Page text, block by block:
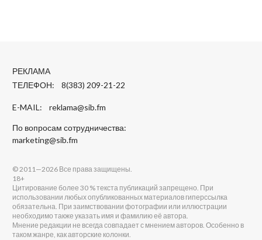
РЕКЛАМА
ТЕЛЕФОН: 8(383) 209-21-22
E-MAIL: reklama@sib.fm
По вопросам сотрудничества:
marketing@sib.fm
© 2011—2026 Все права защищены.
18+
Цитирование более 30 % текста публикаций запрещено. При
использовании любых опубликованных материалов гиперссылка
обязательна. При заимствовании фотографии или иллюстрации
необходимо также указать имя и фамилию её автора.
Мнение редакции не всегда совпадает с мнением авторов. Особенно в
таком жанре, как авторские колонки.